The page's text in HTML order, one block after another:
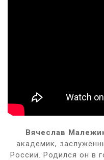
Вячеслав
академик,
России. Родился он в